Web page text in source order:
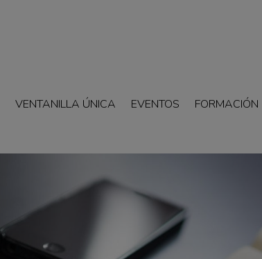
VENTANILLA ÚNICA EVENTOS FORMACIÓN